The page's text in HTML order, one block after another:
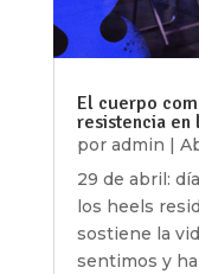
El cuerpo
resistencia en
por admin |
29 de abril:
los heels
sostiene la
sentimos y